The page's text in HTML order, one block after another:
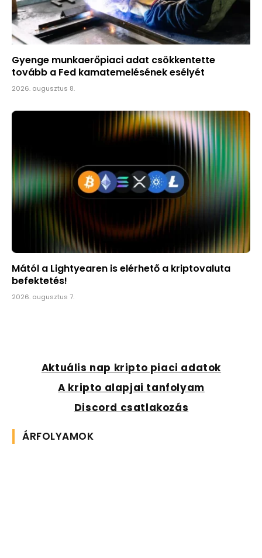
Gyenge munkaerőpiaci adat csökkentette
tovább a Fed kamatemelésének esélyét
2026. augusztus 8.
Mától a Lightyearen is elérhető a kriptovaluta
befektetés!
2026. augusztus 7.
Aktuális nap kripto piaci adatok
A kripto alapjai tanfolyam
Discord csatlakozás
ÁRFOLYAMOK